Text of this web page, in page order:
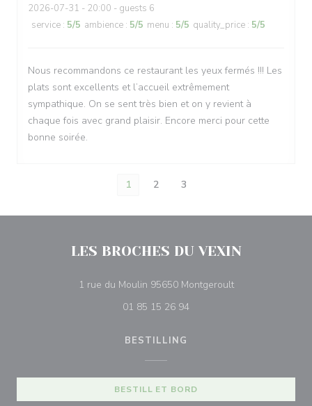
2026-07-31 - 20:00 - guests 6
service : 5/5 ambience : 5/5 menu : 5/5 quality_price : 5/5
Nous recommandons ce restaurant les yeux fermés !!! Les
plats sont excellents et l’accueil extrêmement
sympathique. On se sent très bien et on y revient à
chaque fois avec grand plaisir. Encore merci pour cette
bonne soirée.
1 2 3
LES BROCHES DU VEXIN
1 rue du Moulin 95650 Montgeroult((åpner i et nytt
01 85 15 26 94
BESTILLING
BESTILL ET BORD